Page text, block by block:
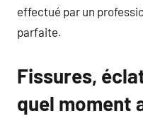
effectué par un
parfaite.
Fissures,
quel moment